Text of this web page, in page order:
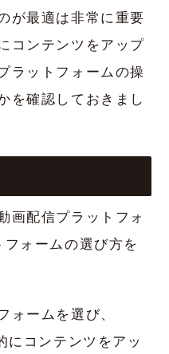
が最適は非常に重要
コンテンツをアップ
ラットフォームの操
を確認しておきまし
画配信プラットフォ
ォームの選び方を
ォームを選び、
にコンテンツをアッ